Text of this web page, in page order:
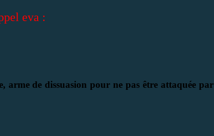
eva :
de dissuasion pour ne pas être attaquée par